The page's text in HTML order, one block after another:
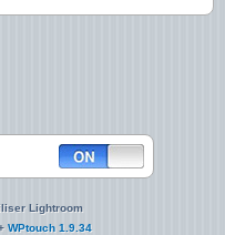
Lightroom
WPtouch 1.9.34